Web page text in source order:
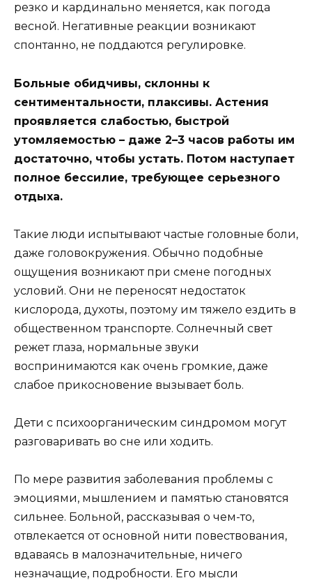
резко и кардинально меняется, как погода
весной. Негативные реакции возникают
спонтанно, не поддаются регулировке.
Больные обидчивы, склонны к
сентиментальности, плаксивы. Астения
проявляется слабостью, быстрой
утомляемостью – даже 2–3 часов работы им
достаточно, чтобы устать. Потом наступает
полное бессилие, требующее серьезного
отдыха.
Такие люди испытывают частые головные боли,
даже головокружения. Обычно подобные
ощущения возникают при смене погодных
условий. Они не переносят недостаток
кислорода, духоты, поэтому им тяжело ездить в
общественном транспорте. Солнечный свет
режет глаза, нормальные звуки
воспринимаются как очень громкие, даже
слабое прикосновение вызывает боль.
Дети с психоорганическим синдромом могут
разговаривать во сне или ходить.
По мере развития заболевания проблемы с
эмоциями, мышлением и памятью становятся
сильнее. Больной, рассказывая о чем-то,
отвлекается от основной нити повествования,
вдаваясь в малозначительные, ничего
незначащие, подробности. Его мысли